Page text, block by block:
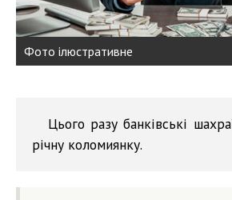
Фото ілюстративне
Цього разу банківські
річну коломиянку.